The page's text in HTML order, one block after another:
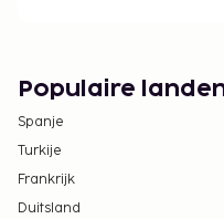
Populaire
Spanje
Turkije
Frankrijk
Duitsland